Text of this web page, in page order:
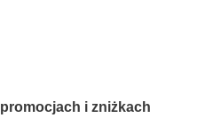
promocjach i zniżkach